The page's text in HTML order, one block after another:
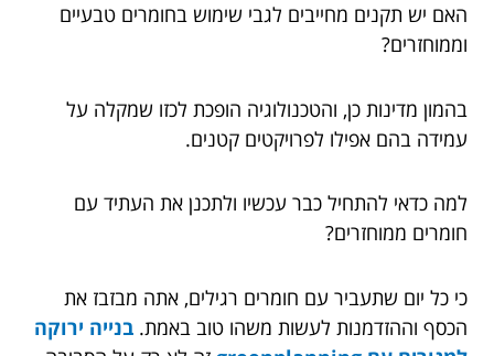
האם יש תקנים מחייבים לגבי שימוש בחומרים טבעיים
וממוחזרים?
בהמון מדינות כן, והטכנולוגיה הופכת לכזו שמקלה על
עמידה בהם אפילו לפרויקטים קטנים.
למה כדאי להתחיל כבר עכשיו ולתכנן את העתיד עם
חומרים ממוחזרים?
כי כל יום שתעביר עם חומרים רגילים, אתה מבזבז את
הכסף וההזדמנות לעשות משהו טוב באמת. בנייה ירוקה